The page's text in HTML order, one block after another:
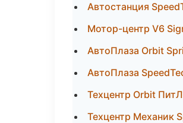
Автостанция
Мотор-центр V6
АвтоПлаза Orbit
АвтоПлаза
Техцентр Orbit
Техцентр Механик